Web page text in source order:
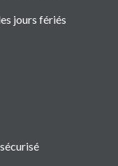
jours fériés